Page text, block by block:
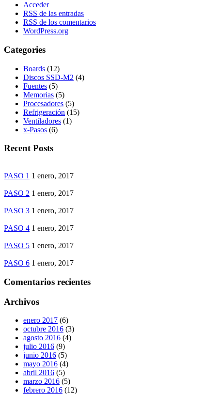
Acceder
RSS de las entradas
RSS de los comentarios
WordPress.org
Categories
Boards (12)
Discos SSD-M2 (4)
Fuentes (5)
Memorias (5)
Procesadores (5)
Refrigeración (15)
Ventiladores (1)
x-Pasos (6)
Recent Posts
PASO 1 1 enero, 2017
PASO 2 1 enero, 2017
PASO 3 1 enero, 2017
PASO 4 1 enero, 2017
PASO 5 1 enero, 2017
PASO 6 1 enero, 2017
Comentarios recientes
Archivos
enero 2017 (6)
octubre 2016 (3)
agosto 2016 (4)
julio 2016 (9)
junio 2016 (5)
mayo 2016 (4)
abril 2016 (5)
marzo 2016 (5)
febrero 2016 (12)